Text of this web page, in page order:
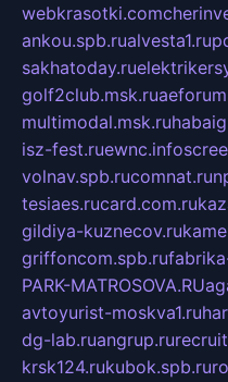
webkrasotki.com
ankou.spb.rualvesta1.ru
sakhatoday.ru
golf2club.msk.ru
multimodal.msk.ru
isz-fest.ruewnc.info
volnav.spb.rucomnat.ru
tesiaes.rucard.com.ru
gildiya-kuznecov.ru
griffoncom.spb.ru
PARK-MATROSOVA.RU
avtoyurist-moskva1.ru
dg-lab.ruangrup.ru
krsk124.rukubok.spb.ru